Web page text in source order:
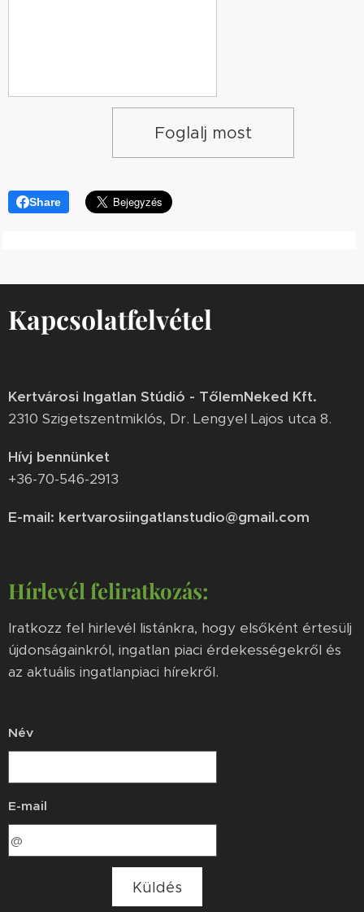
Foglalj most
Share
Kapcsolatfelvétel
Kertvárosi Ingatlan Stúdió - TőlemNeked Kft.
2310 Szigetszentmiklós, Dr. Lengyel Lajos utca 8.
Hívj bennünket
+36-70-546-2913
E-mail: kertvarosiingatlanstudio@gmail.com
Hírlevél feliratkozás:
Iratkozz fel hirlevél listánkra, hogy elsőként értesülj
újdonságainkról, ingatlan piaci érdekességekről és
az aktuális ingatlanpiaci hírekről.
Név
E-mail
Küldés